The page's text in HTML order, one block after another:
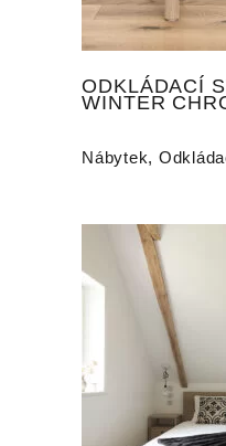
ODKLÁDACÍ
WINTER
Nábytek,